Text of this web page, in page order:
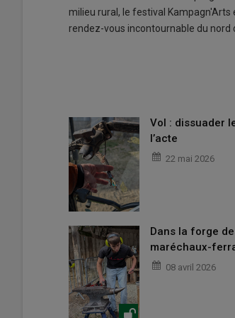
milieu rural, le festival Kampagn'Arts
rendez-vous incontournable du nord
Vol : dissuader
l’acte
22 mai 2026
Dans la forge
maréchaux-
08 avril 2026